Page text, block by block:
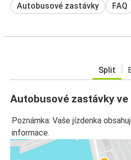
Autobusové zastávky FAQ
Split
Autobusové zastávky ve
Poznámka: Vaše jízdenka
informace.